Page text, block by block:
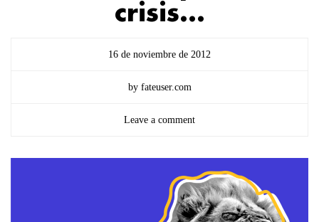
crisis…
16 de noviembre de 2012
by fateuser.com
Leave a comment